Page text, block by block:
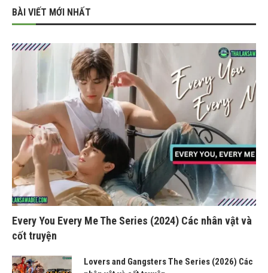
BÀI VIẾT MỚI NHẤT
Every You Every Me The Series (2024) Các nhân vật và
cốt truyện
Lovers and Gangsters The Series (2026) Các